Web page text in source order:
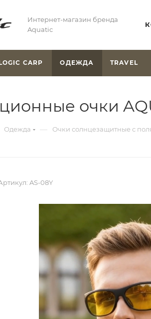
Интернет-магазин бренда
Aquatic
CARP ОДЕЖДА TRAVEL
очки
Одежда — Очки солнцезащитные с
AS-08Y